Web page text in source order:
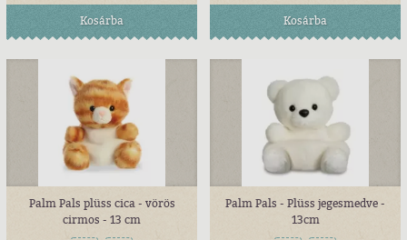
Kosárba Kosárba
Palm Pals plüss cica - vörös
cirmos - 13 cm
Palm Pals - Plüss jegesmedve -
13cm